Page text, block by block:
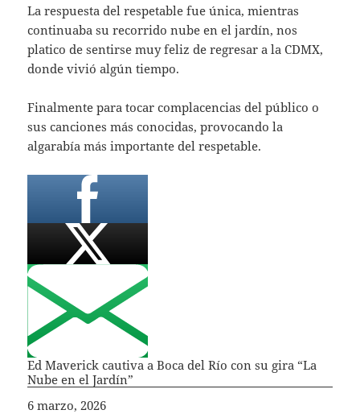
La respuesta del respetable fue única, mientras
continuaba su recorrido nube en el jardín, nos
platico de sentirse muy feliz de regresar a la CDMX,
donde vivió algún tiempo.
Finalmente para tocar complacencias del público o
sus canciones más conocidas, provocando la
algarabía más importante del respetable.
Ed Maverick cautiva a Boca del Río con su gira “La
Nube en el Jardín”
Fecha
6 marzo, 2026